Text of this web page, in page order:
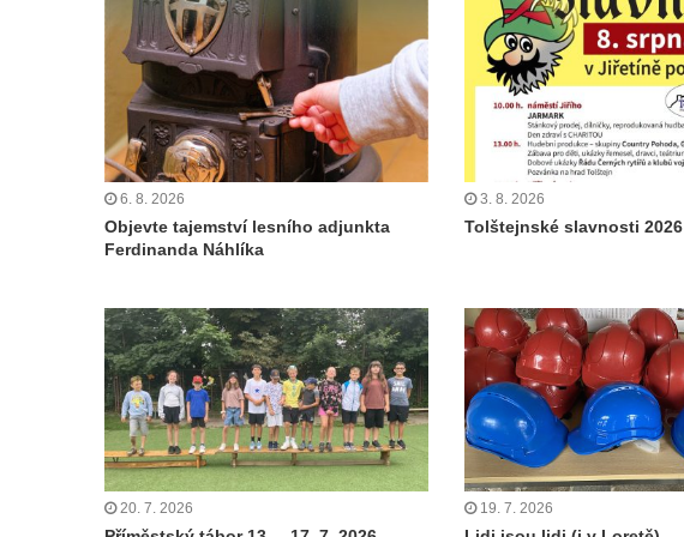
6. 8. 2026
Objevte tajemství lesního adjunkta
Ferdinanda Náhlíka
3. 8. 2026
Tolštejnské slavnosti 2026
20. 7. 2026 19. 7. 2026